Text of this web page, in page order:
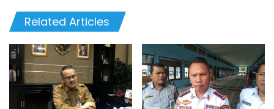
Related Articles